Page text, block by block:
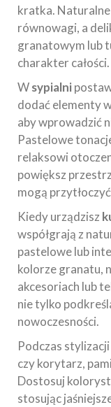
kratka. Naturalne
równowagi, a
granatowym lub
charakter całości.
Wsypialni
dodać elementy
aby wprowadzić
Pastelowe
relaksowi
powiększ
mogą
Kiedy urządzisz
współgrają z
pastelowe lub
kolorze granatu,
akcesoriach lub
nie tylko
nowoczesności.
Podczas
czy korytarz,
Dostosuj
stosując